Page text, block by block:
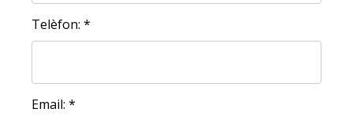
Telèfon: *
Email: *